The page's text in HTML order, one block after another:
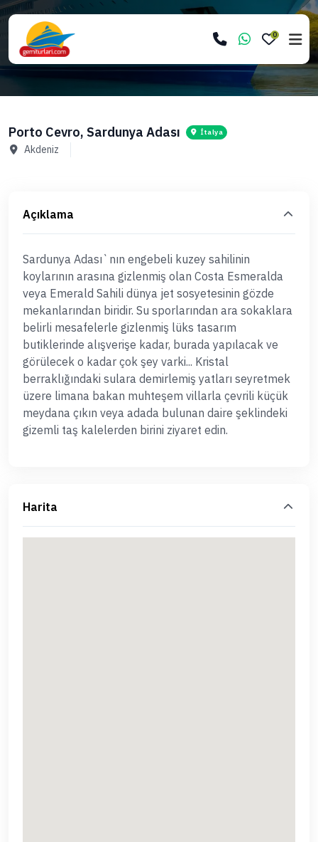
0
Porto Cevro, Sardunya Adası İtalya
Akdeniz
Açıklama
Sardunya Adası`nın engebeli kuzey sahilinin
koylarının arasına gizlenmiş olan Costa Esmeralda
veya Emerald Sahili dünya jet sosyetesinin gözde
mekanlarından biridir. Su sporlarından ara sokaklara
belirli mesafelerle gizlenmiş lüks tasarım
butiklerinde alışverişe kadar, burada yapılacak ve
görülecek o kadar çok şey varki... Kristal
berraklığındaki sulara demirlemiş yatları seyretmek
üzere limana bakan muhteşem villarla çevrili küçük
meydana çıkın veya adada bulunan daire şeklindeki
gizemli taş kalelerden birini ziyaret edin.
Harita